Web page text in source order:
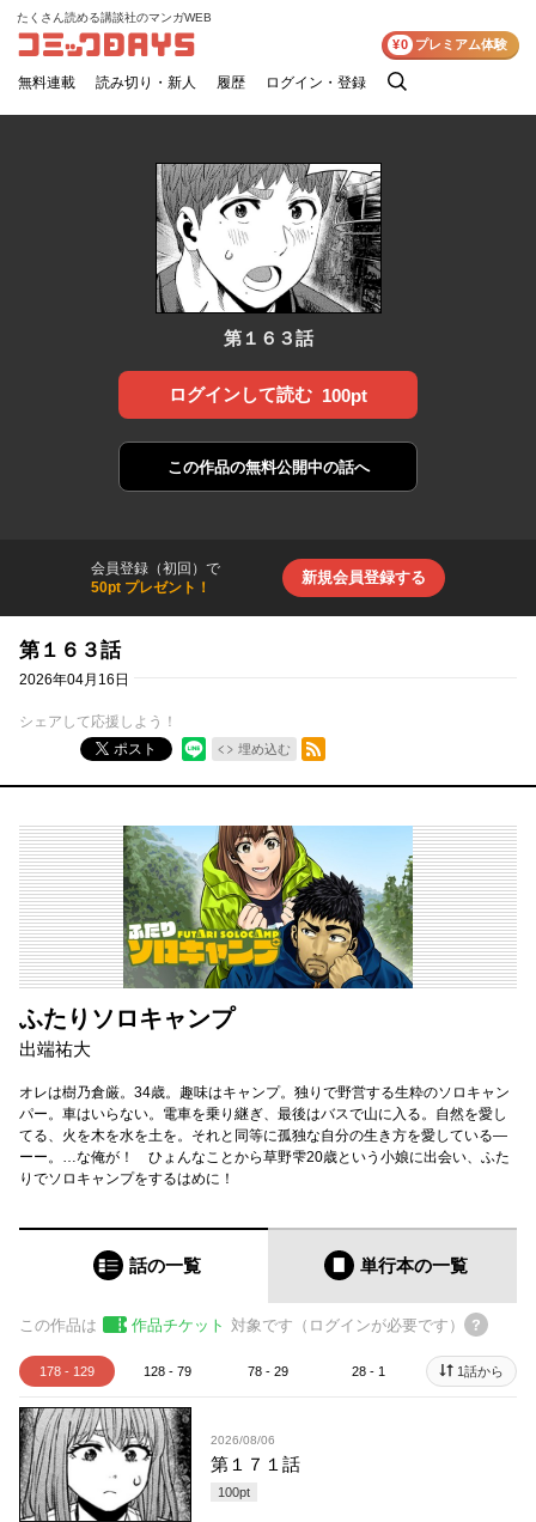
コミックDAYS
たくさん読める講談社のマンガWEB
無料連載 読み切り・新人 履歴 ログイン・登録
検
¥0 プレミアム体験
第１６３話
ログインして読む 100pt
この作品の無料公開中の話へ
会員登録（初回）で
50pt プレゼント！
新規会員登録する
第１６３話
2026年04月16日
シェアして応援しよう！
ポスト
埋め込む
RSSフィード
ふたりソロキャンプ
出端祐大
オレは樹乃倉厳。34歳。趣味はキャンプ。独りで野営する生粋のソロキャン
パー。車はいらない。電車を乗り継ぎ、最後はバスで山に入る。自然を愛し
てる、火を木を水を土を。それと同等に孤独な自分の生き方を愛している―
ーー。…な俺が！ ひょんなことから草野雫20歳という小娘に出会い、ふた
りでソロキャンプをするはめに！
話の一覧 単行本の一覧
この作品は 作品チケット 対象です（ログインが必要です）
178 - 129 128 - 79 78 - 29 28 - 1 1話から
2026/08/06
第１７１話
100pt